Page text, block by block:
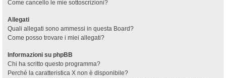
Come cancello le mie sottoscrizioni?
Allegati
Quali allegati sono ammessi in questa Board?
Come posso trovare i miei allegati?
Informazioni su phpBB
Chi ha scritto questo programma?
Perché la caratteristica X non è disponibile?